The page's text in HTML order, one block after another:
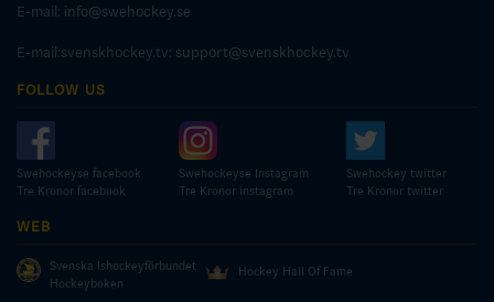
E-mail: info@swehockey.se
E-mail:svenskhockey.tv: support@svenskhockey.tv
FOLLOW US
Swehockeyse facebook
Tre Kronor facebook
Swehockeyse Instagram
Tre Kronor instagram
Swehockey twitter
Tre Kronor twitter
WEB
Svenska Ishockeyförbundet
Hockeyboken
Hockey Hall Of Fame